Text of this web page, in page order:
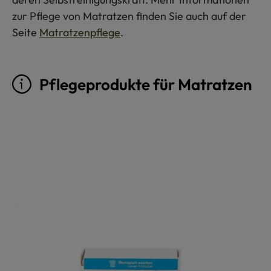
zur Pflege von Matratzen finden Sie auch auf der
Seite Matratzenpflege.
Pflegeprodukte für Matratzen